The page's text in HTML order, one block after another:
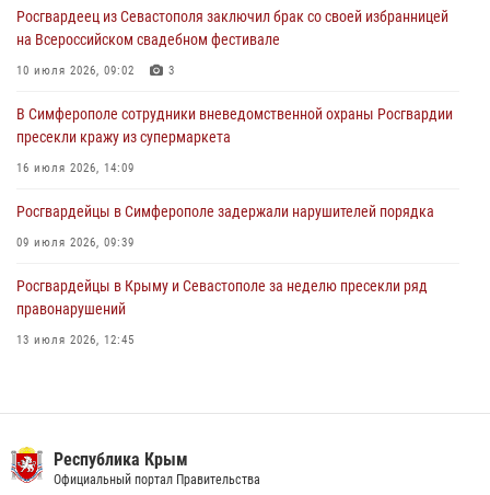
Росгвардейцы оперативно задержали нарушителя на охраняемом
объекте в Севастополе
Росгвардеец из Севастополя заключил брак со своей избранницей
на Всероссийском свадебном фестивале
10 июля 2026, 09:02 3
В Симферополе сотрудники вневедомственной охраны Росгвардии
пресекли кражу из супермаркета
16 июля 2026, 14:09
Росгвардейцы в Симферополе задержали нарушителей порядка
09 июля 2026, 09:39
Росгвардейцы в Крыму и Севастополе за неделю пресекли ряд
правонарушений
13 июля 2026, 12:45
В Ялте росгвардейцы задержали подозреваемого в краже
Республика Крым
Официальный портал Правительства